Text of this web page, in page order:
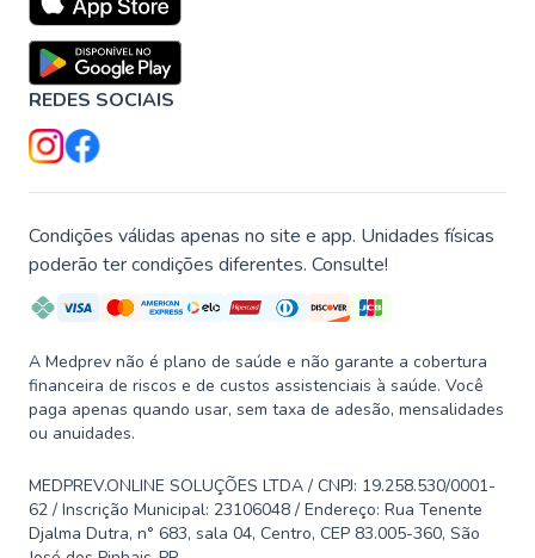
REDES SOCIAIS
Condições válidas apenas no site e app. Unidades físicas
poderão ter condições diferentes. Consulte!
A Medprev não é plano de saúde e não garante a cobertura
financeira de riscos e de custos assistenciais à saúde. Você
paga apenas quando usar, sem taxa de adesão, mensalidades
ou anuidades.
MEDPREV.ONLINE SOLUÇÕES LTDA / CNPJ: 19.258.530/0001-
62 / Inscrição Municipal: 23106048 / Endereço: Rua Tenente
Djalma Dutra, n° 683, sala 04, Centro, CEP 83.005-360, São